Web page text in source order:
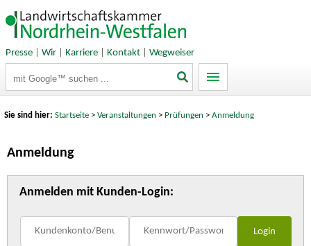
Presse| Wir| Karriere| Kontakt| Wegweiser
Sie sind hier:Startseite >Veranstaltungen > Prüfungen >Anmeldung
Anmeldung
Anmelden mit Kunden-Login: